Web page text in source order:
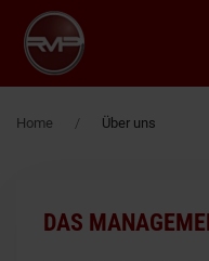
Zum Hauptinhalt
Home Über uns
DAS